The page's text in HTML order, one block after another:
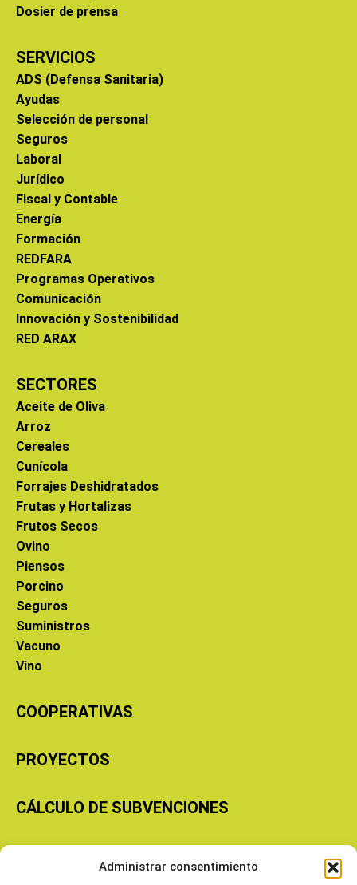
Administrar consentimiento
Dosier de prensa
SERVICIOS
ADS (Defensa Sanitaria)
Ayudas
Selección de personal
Seguros
Laboral
Jurídico
Fiscal y Contable
Energía
Formación
REDFARA
Programas Operativos
Comunicación
Innovación y Sostenibilidad
RED ARAX
SECTORES
Aceite de Oliva
Arroz
Cereales
Cunícola
Forrajes Deshidratados
Frutas y Hortalizas
Frutos Secos
Ovino
Piensos
Porcino
Seguros
Suministros
Vacuno
Vino
COOPERATIVAS
PROYECTOS
CÁLCULO DE SUBVENCIONES